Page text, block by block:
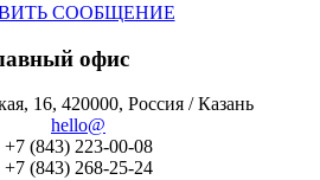
СООБЩЕНИЕ
офис
16, 420000, Россия / Казань
hello@
+7 (843) 223-00-08
+7 (843) 268-25-24